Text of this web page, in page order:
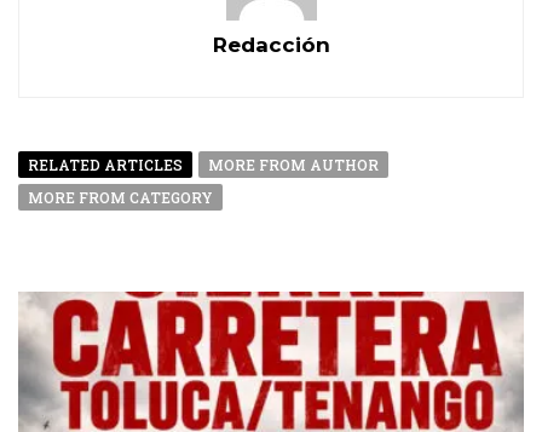
Redacción
RELATED ARTICLES
MORE FROM AUTHOR
MORE FROM CATEGORY